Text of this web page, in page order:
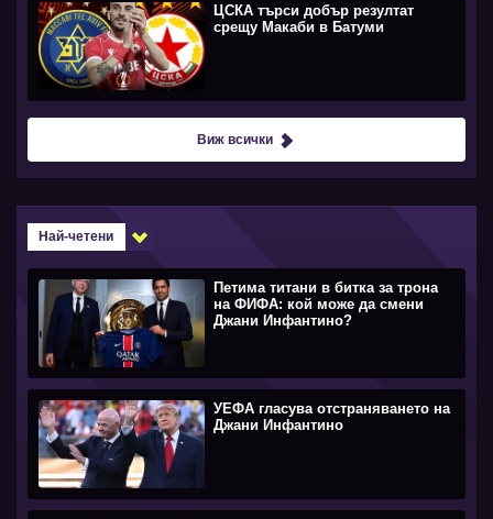
ЦСКА търси добър резултат
срещу Макаби в Батуми
Виж всички
Най-четени
Петима титани в битка за трона
на ФИФА: кой може да смени
Джани Инфантино?
УЕФА гласува отстраняването на
Джани Инфантино